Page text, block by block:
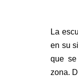
La
en su
que
zona.